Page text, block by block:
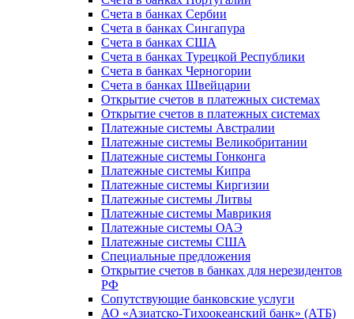
Счета в банках Сербии
Счета в банках Сингапура
Счета в банках США
Счета в банках Турецкой Республики
Счета в банках Черногории
Счета в банках Швейцарии
Открытие счетов в платежных системах
Открытие счетов в платежных системах
Платежные системы Австралии
Платежные системы Великобритании
Платежные системы Гонконга
Платежные системы Кипра
Платежные системы Киргизии
Платежные системы Литвы
Платежные системы Маврикия
Платежные системы ОАЭ
Платежные системы США
Специальные предложения
Открытие счетов в банках для нерезидентов
РФ
Сопутствующие банковские услуги
АО «Азиатско-Тихоокеанский банк» (АТБ)